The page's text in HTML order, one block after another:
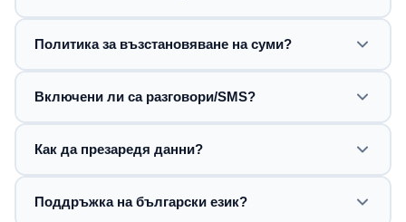
Политика за възстановяване на суми?
Включени ли са разговори/SMS?
Как да презаредя данни?
Поддръжка на български език?